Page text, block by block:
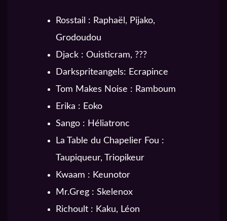
Rosstail : Raphaël, Pijako,
Grodoudou
Djack : Ouisticram, ???
Darkspriteangels: Ecrapince
Tom Makes Noise : Ramboum
Erika : Eoko
Sango : Héliatronc
La Table du Chapelier Fou :
Taupiqueur, Triopikeur
Kwaam : Keunotor
Mr.Greg : Skelenox
Richoult : Kaku, Léon